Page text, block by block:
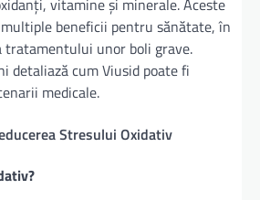
vitamine și minerale. Aceste
beneficii pentru sănătate, în
tratamentului unor boli grave.
detaliază cum Viusid poate fi
medicale.
Stresului Oxidativ